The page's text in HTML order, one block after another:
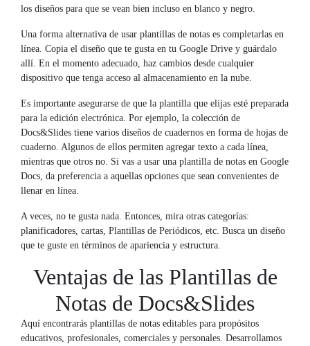
los diseños para que se vean bien incluso en blanco y negro.
Una forma alternativa de usar plantillas de notas es completarlas en
línea. Copia el diseño que te gusta en tu Google Drive y guárdalo
allí. En el momento adecuado, haz cambios desde cualquier
dispositivo que tenga acceso al almacenamiento en la nube.
Es importante asegurarse de que la plantilla que elijas esté preparada
para la edición electrónica. Por ejemplo, la colección de
Docs&Slides tiene varios diseños de cuadernos en forma de hojas de
cuaderno. Algunos de ellos permiten agregar texto a cada línea,
mientras que otros no. Si vas a usar una plantilla de notas en Google
Docs, da preferencia a aquellas opciones que sean convenientes de
llenar en línea.
A veces, no te gusta nada. Entonces, mira otras categorías:
planificadores, cartas, Plantillas de Periódicos, etc. Busca un diseño
que te guste en términos de apariencia y estructura.
Ventajas de las Plantillas de
Notas de Docs&Slides
Aquí encontrarás plantillas de notas editables para propósitos
educativos, profesionales, comerciales y personales. Desarrollamos